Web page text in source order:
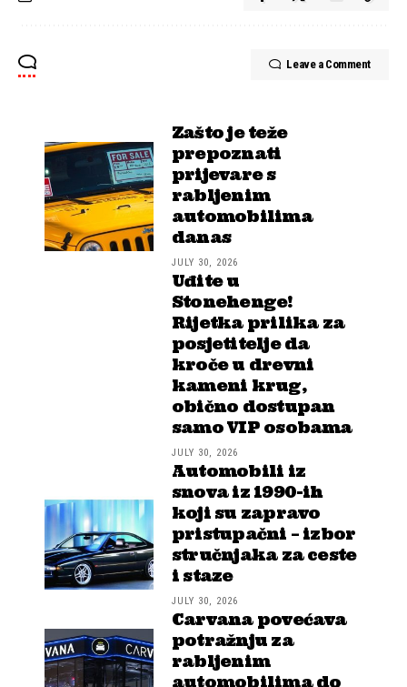
Leave a Comment
Zašto je teže
prepoznati
prijevare s
rabljenim
automobilima
danas
JULY 30, 2026
Uđite u
Stonehenge!
Rijetka prilika za
posjetitelje da
kroče u drevni
kameni krug,
obično dostupan
samo VIP osobama
JULY 30, 2026
Automobili iz
snova iz 1990-ih
koji su zapravo
pristupačni – izbor
stručnjaka za ceste
i staze
JULY 30, 2026
Carvana povećava
potražnju za
rabljenim
automobilima do